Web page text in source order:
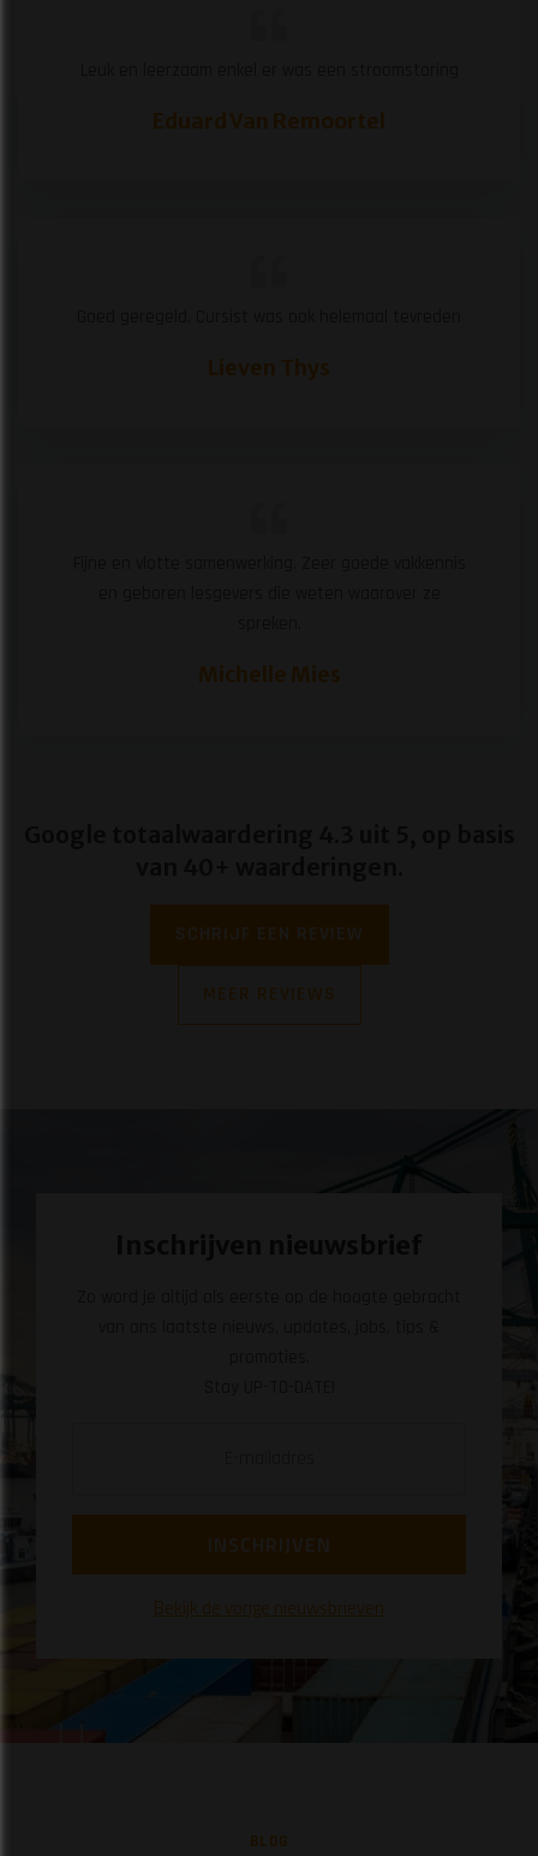
Eduard Van Remoortel
Lieven Thys
Michelle Mies
SCHRIJF EEN REVIEW
MEER REVIEWS
Bekijk de vorige nieuwsbrieven
BLOG